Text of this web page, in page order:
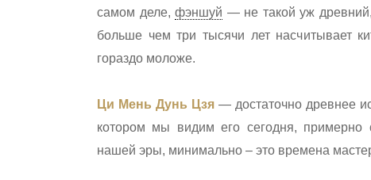
самом деле,фэншуй — не такой уж
больше чем три тысячи лет насчитывает
гораздо моложе.
Ци Мень Дунь Цзя — достаточно древнее
котором мы видим его сегодня, примерно
нашей эры, минимально – это времена